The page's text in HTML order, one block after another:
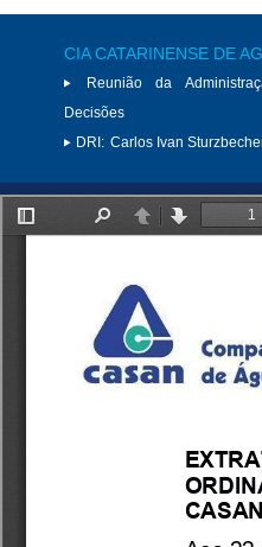
CIA CATARINENSE DE
Reunião da
Decisões
DRI: Carlos Ivan